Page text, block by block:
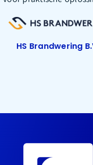
HS Brandwering